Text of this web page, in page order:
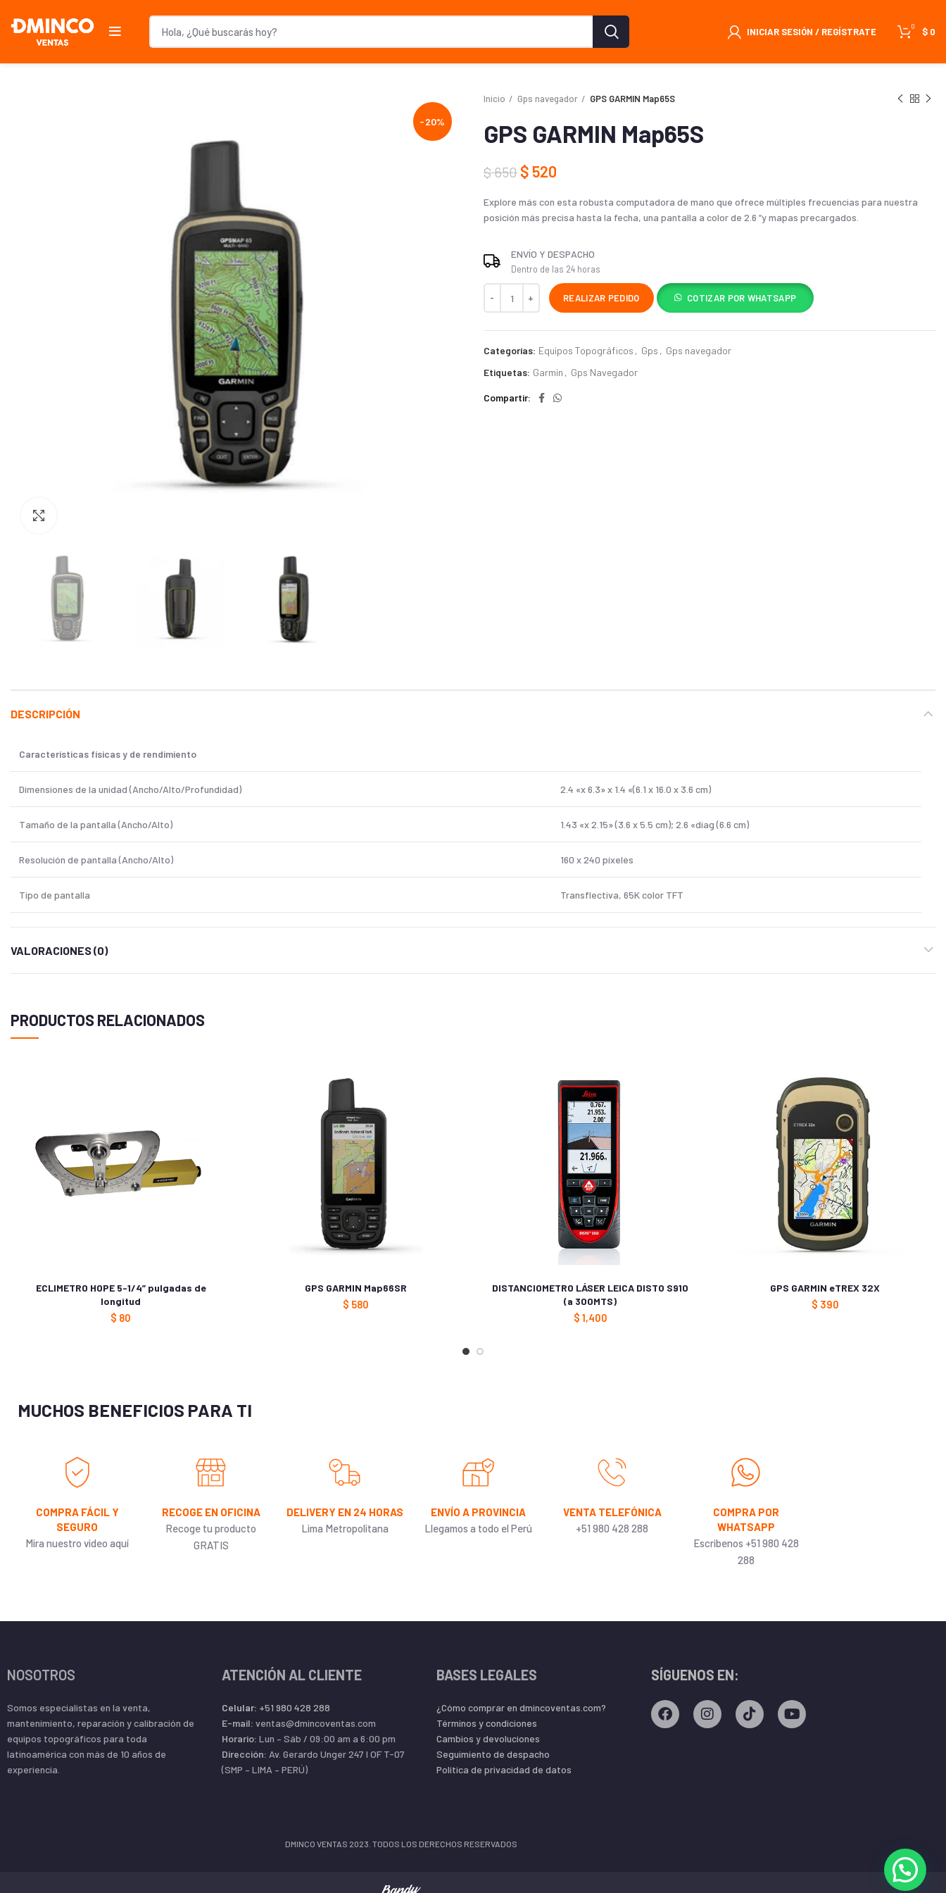
INICIAR SESIÓN / REGÍSTRATE 0 $ 0
-20%
Inicio Gps navegador GPS GARMIN Map65S
GPS GARMIN Map65S
$650 $ 520
Explore más con esta robusta computadora de mano que ofrece múltiples frecuencias para nuestra
posición más precisa hasta la fecha, una pantalla a color de 2.6 ”y mapas precargados.
ENVÍO Y DESPACHO
Dentro de las 24 horas
REALIZAR PEDIDO COTIZAR POR WHATSAPP
Categorías: Equipos Topográficos , Gps , Gps navegador
Etiquetas: Garmin , Gps Navegador
Compartir
DESCRIPCIÓN
Características físicas y de rendimiento
Dimensiones de la unidad (Ancho/Alto/Profundidad) 2.4 «x 6.3» x 1.4 «(6.1 x 16.0 x 3.6 cm)
Tamaño de la pantalla (Ancho/Alto) 1.43 «x 2.15» (3.6 x 5.5 cm); 2.6 «diag (6.6 cm)
Resolución de pantalla (Ancho/Alto) 160 x 240 píxeles
Tipo de pantalla Transflectiva, 65K color TFT
Resistencia al agua
Compatible con mini USB de alta velocidad y NMEA 0183
Memoria 16 GB (el espacio de usuario varía según el mapeo incluido
Mapas y memoria
Si
Si
Creación Automáticas de Ruta
200 rutas, 250 puntos por ruta; 50 puntos de enrutamiento automático
Funciones de actividades al aire libre
Calendario de caza y pesca
Información astronómica Si
Predicción de mareas
Cálculo de áreas Si
VALORACIONES (0)
PRODUCTOS RELACIONADOS
ECLIMETRO HOPE 5-1/4” pulgadas de
longitud
$ 80
GPS GARMIN Map66SR
$ 580
DISTANCIOMETRO LÁSER LEICA DISTO S910
(a 300MTS)
$ 1,400
GPS GARMIN eTREX 32X
$ 390
MUCHOS BENEFICIOS PARA TI
COMPRA FÁCIL Y
SEGURO
Mira nuestro video aquí
RECOGE EN OFICINA
Recoge tu producto
GRATIS
DELIVERY EN 24 HORAS
Lima Metropolitana
ENVÍO A PROVINCIA
Llegamos a todo el Perú
VENTA TELEFÓNICA
+51 980 428 288
COMPRA POR
WHATSAPP
Escribenos +51 980 428
288
NOSOTROS
Somos especialistas en la venta,
mantenimiento, reparación y calibración de
equipos topográficos para toda
latinoamérica con más de 10 años de
experiencia.
ATENCIÓN AL CLIENTE
Celular: +51 980 428 288
E-mail: ventas@dmincoventas.com
Horario: Lun – Sáb / 09:00 am a 6:00 pm
Dirección: Av. Gerardo Unger 247 l OF T-07
(SMP – LIMA – PERÚ)
BASES LEGALES
¿Cómo comprar en dmincoventas.com?
Términos y condiciones
Cambios y devoluciones
Seguimiento de despacho
Política de privacidad de datos
SÍGUENOS EN:
DMINCO VENTAS 2023. TODOS LOS DERECHOS RESERVADOS